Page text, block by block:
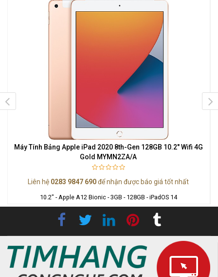
Máy Tính Bảng Apple iPad 2020 8th-Gen 128GB 10.2" Wifi 4G
Gold MYMN2ZA/A
Liên hệ 0283 9847 690để nhận được báo giá tốt nhất
10.2" - Apple A12 Bionic - 3GB - 128GB - iPadOS 14